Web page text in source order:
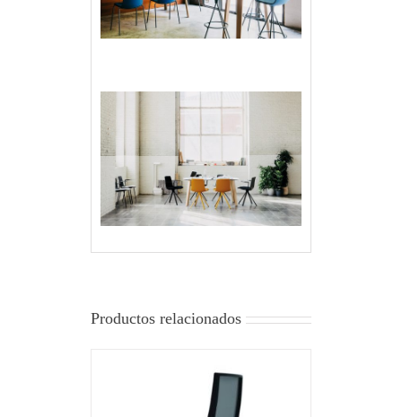
Productos relacionados